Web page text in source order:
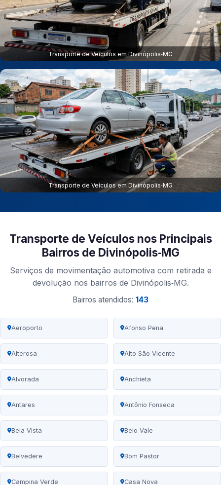
Transporte de Veículos em Divinópolis‑MG
Transporte de Veículos em Divinópolis‑MG
Transporte de Veículos nos Principais
Bairros de Divinópolis‑MG
Serviços de movimentação automotiva com retirada e
devolução nos bairros de Divinópolis‑MG.
Bairros atendidos: 143
Aeroporto Afonso Pena
Alterosa Alto São Vicente
Alvorada Anchieta
Antares Antônio Fonseca
Bela Vista Belo Vale
Belvedere Bom Pastor
Campina Verde Casa Nova